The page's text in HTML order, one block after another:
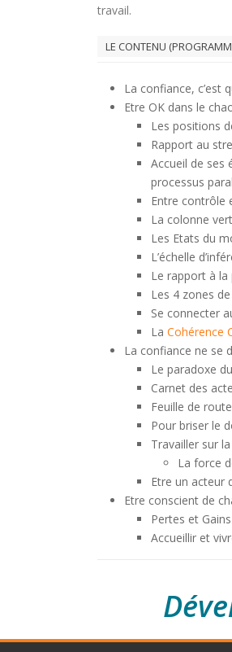
travail.
LE CONTENU
La confiance, c’est
Etre OK dans le
Les positions
Rapport au
Accueil de ses
processus
Entre contrôle
La colonne
Les Etats du
L’échelle
Le rapport à
Les 4 zones de
Se connecter
La Cohérence
La confiance ne se
Le paradoxe
Carnet des
Feuille de
Pour briser le
Travailler sur
La force
Etre un acteur
Etre conscient de
Pertes et Gains
Accueillir et